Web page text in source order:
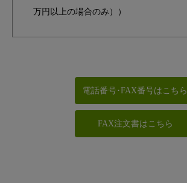
万円以上の場合のみ））
電話番号･FAX番号はこちら
FAX注文書はこちら